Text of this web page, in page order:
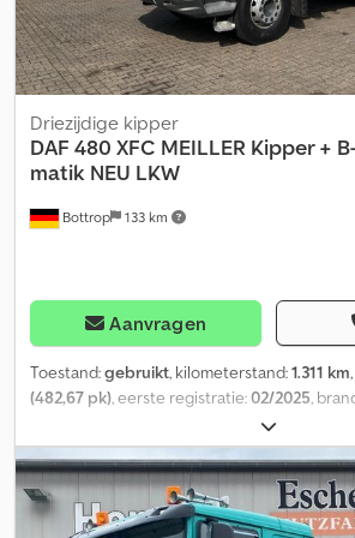
elektrische ramen en spiegels, radio,
Crjdpfx Aqep Na Dlolsf
Bottrop 133 km
Driezijdige kipper
DAF 480 XFC MEILLER Kipper +
matik NEU LKW
Aanvragen
Toestand:gebruikt, kilometerstand:1.311 km
(482,67 pk), eerste registratie:02/2025,
, asconfiguratie:
overbrenging:automatisch, totale breedte:
hoogte:3.430 mm, laadruimte lengte:4.900
laadruimtebreedte:2.420 mm ,
Uitrusting:ABS, airconditioning, roetfilter,